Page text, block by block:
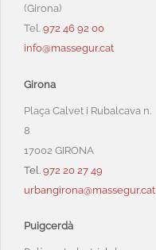
(Girona)
Tel. 972 46 92 00
info@massegur.cat
Girona
Plaça Calvet i Rubalcava n.
8
17002 GIRONA
Tel. 972 20 27 49
urbangirona@massegur.cat
Puigcerdà